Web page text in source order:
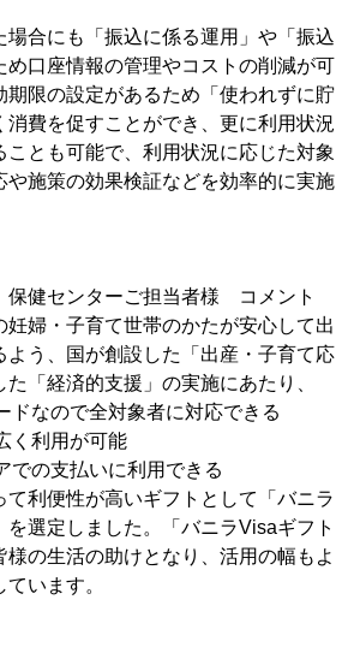
場合にも「振込に係る運用」や「振込
め口座情報の管理やコストの削減が可
期限の設定があるため「使われずに貯
消費を促すことができ、更に利用状況
ことも可能で、利用状況に応じた対象
や施策の効果検証などを効率的に実施
健センターご担当者様 コメント
妊婦・子育て世帯のかたが安心して出
よう、国が創設した「出産・子育て応
「経済的支援」の実施にあたり、
ドなので全対象者に対応できる
く利用が可能
での支払いに利用できる
て利便性が高いギフトとして「バニラ
選定しました。「バニラVisaギフト
様の生活の助けとなり、活用の幅もよ
います。